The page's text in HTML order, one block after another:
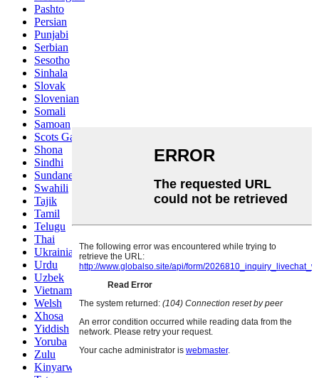
Pashto
Persian
Punjabi
Serbian
Sesotho
Sinhala
Slovak
Slovenian
Somali
Samoan
Scots Gaelic
Shona
Sindhi
Sundanese
Swahili
Tajik
Tamil
Telugu
Thai
Ukrainian
Urdu
Uzbek
Vietnamese
Welsh
Xhosa
Yiddish
Yoruba
Zulu
Kinyarwanda